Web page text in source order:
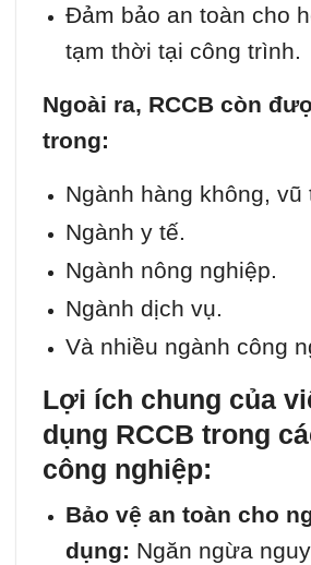
Đảm bảo an toàn cho
tạm thời tại công trình.
Ngoài ra, RCCB còn
trong:
Ngành hàng không, vũ
Ngành y tế.
Ngành nông nghiệp.
Ngành dịch vụ.
Và nhiều ngành công
Lợi ích chung của
dụng RCCB trong
công nghiệp:
Bảo vệ an toàn cho
dụng: Ngăn ngừa